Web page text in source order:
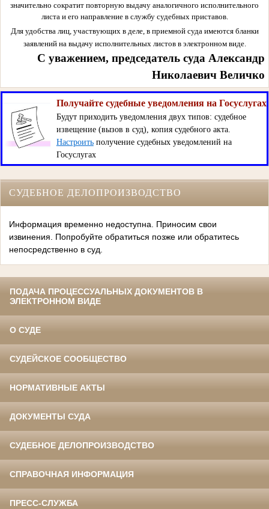
значительно сократит повторную выдачу аналогичного исполнительного
листа и его направление в службу судебных приставов.
Для удобства лиц, участвующих в деле, в приемной суда имеются бланки
заявлений на выдачу исполнительных листов в электронном виде.
С уважением, председатель суда Александр
Николаевич Величко
Получайте судебные уведомления на Госуслугах
Будут приходить уведомления двух типов: судебное
извещение (вызов в суд), копия судебного акта.
Настроитьполучение судебных уведомлений на
Госуслугах
СУДЕБНОЕ ДЕЛОПРОИЗВОДСТВО
Информация временно недоступна. Приносим свои
извинения. Попробуйте обратиться позже или обратитесь
непосредственно в суд.
ПОДАЧА ПРОЦЕССУАЛЬНЫХ ДОКУМЕНТОВ В
ЭЛЕКТРОННОМ ВИДЕ
О СУДЕ
СУДЕЙСКОЕ СООБЩЕСТВО
НОРМАТИВНЫЕ АКТЫ
ДОКУМЕНТЫ СУДА
СУДЕБНОЕ ДЕЛОПРОИЗВОДСТВО
СПРАВОЧНАЯ ИНФОРМАЦИЯ
ПРЕСС-СЛУЖБА